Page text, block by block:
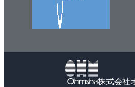
株式会社